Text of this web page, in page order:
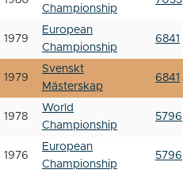
Championship
1979
European
Championship
6841
1979
Svenskt
Mästerskap
6841
1978
World
Championship
5796
1976
European
Championship
5796